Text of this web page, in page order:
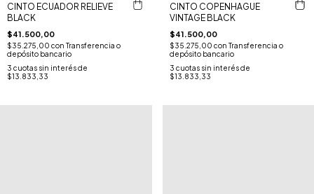
CINTO ECUADOR RELIEVE
BLACK
$41.500,00
$35.275,00 con Transferencia o
depósito bancario
3 cuotas sin interés de
$13.833,33
CINTO COPENHAGUE
VINTAGE BLACK
$41.500,00
$35.275,00 con Transferencia o
depósito bancario
3 cuotas sin interés de
$13.833,33